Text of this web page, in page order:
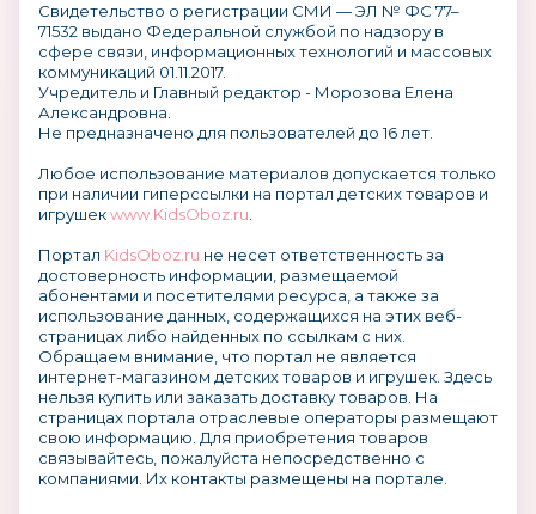
Свидетельство о регистрации СМИ — ЭЛ № ФС 77–
71532 выдано Федеральной службой по надзору в
сфере связи, информационных технологий и массовых
коммуникаций 01.11.2017.
Учредитель и Главный редактор - Морозова Елена
Александровна.
Не предназначено для пользователей до 16 лет.
Любое использование материалов допускается только
при наличии гиперссылки на портал детских товаров и
игрушекwww.KidsOboz.ru
Портал KidsOboz.ru не несет ответственность за
достоверность информации, размещаемой
абонентами и посетителями ресурса, а также за
использование данных, содержащихся на этих веб-
страницах либо найденных по ссылкам с них.
Обращаем внимание, что портал не является
интернет-магазином детских товаров и игрушек. Здесь
нельзя купить или заказать доставку товаров. На
страницах портала отраслевые операторы размещают
свою информацию. Для приобретения товаров
связывайтесь, пожалуйста непосредственно с
компаниями. Их контакты размещены на портале.